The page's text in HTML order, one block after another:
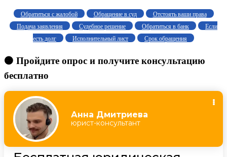
Обратиться с жалобой Обращение в суд
Отстоять ваши права
Подача заявления
Судебное решение Обратиться в банк
Если
есть долг
Исполнительный лист Срок обращения
🟠 Пройдите опрос и получите консультацию
бесплатно